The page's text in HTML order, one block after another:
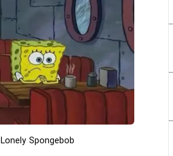
Lonely Spongebob